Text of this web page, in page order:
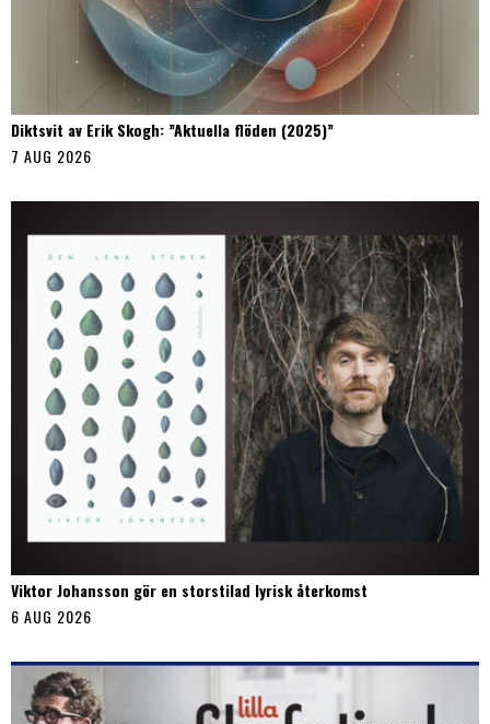
Diktsvit av Erik Skogh: ”Aktuella flöden (2025)”
7 AUG 2026
Viktor Johansson gör en storstilad lyrisk återkomst
6 AUG 2026